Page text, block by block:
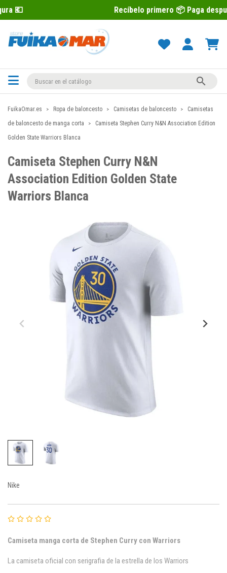
Recíbelo primero 📦 Paga después con

FuikaOmar.es Ropa de baloncesto Camisetas de baloncesto
Camisetas
de baloncesto de manga corta
Camiseta Stephen Curry N&N Association Edition
Golden State Warriors Blanca
Camiseta Stephen Curry N&N
Association Edition Golden State
Warriors Blanca
Nike
Camiseta manga corta de Stephen Curry con Warriors
La camiseta oficial con serigrafia de la estrella de los Warriors